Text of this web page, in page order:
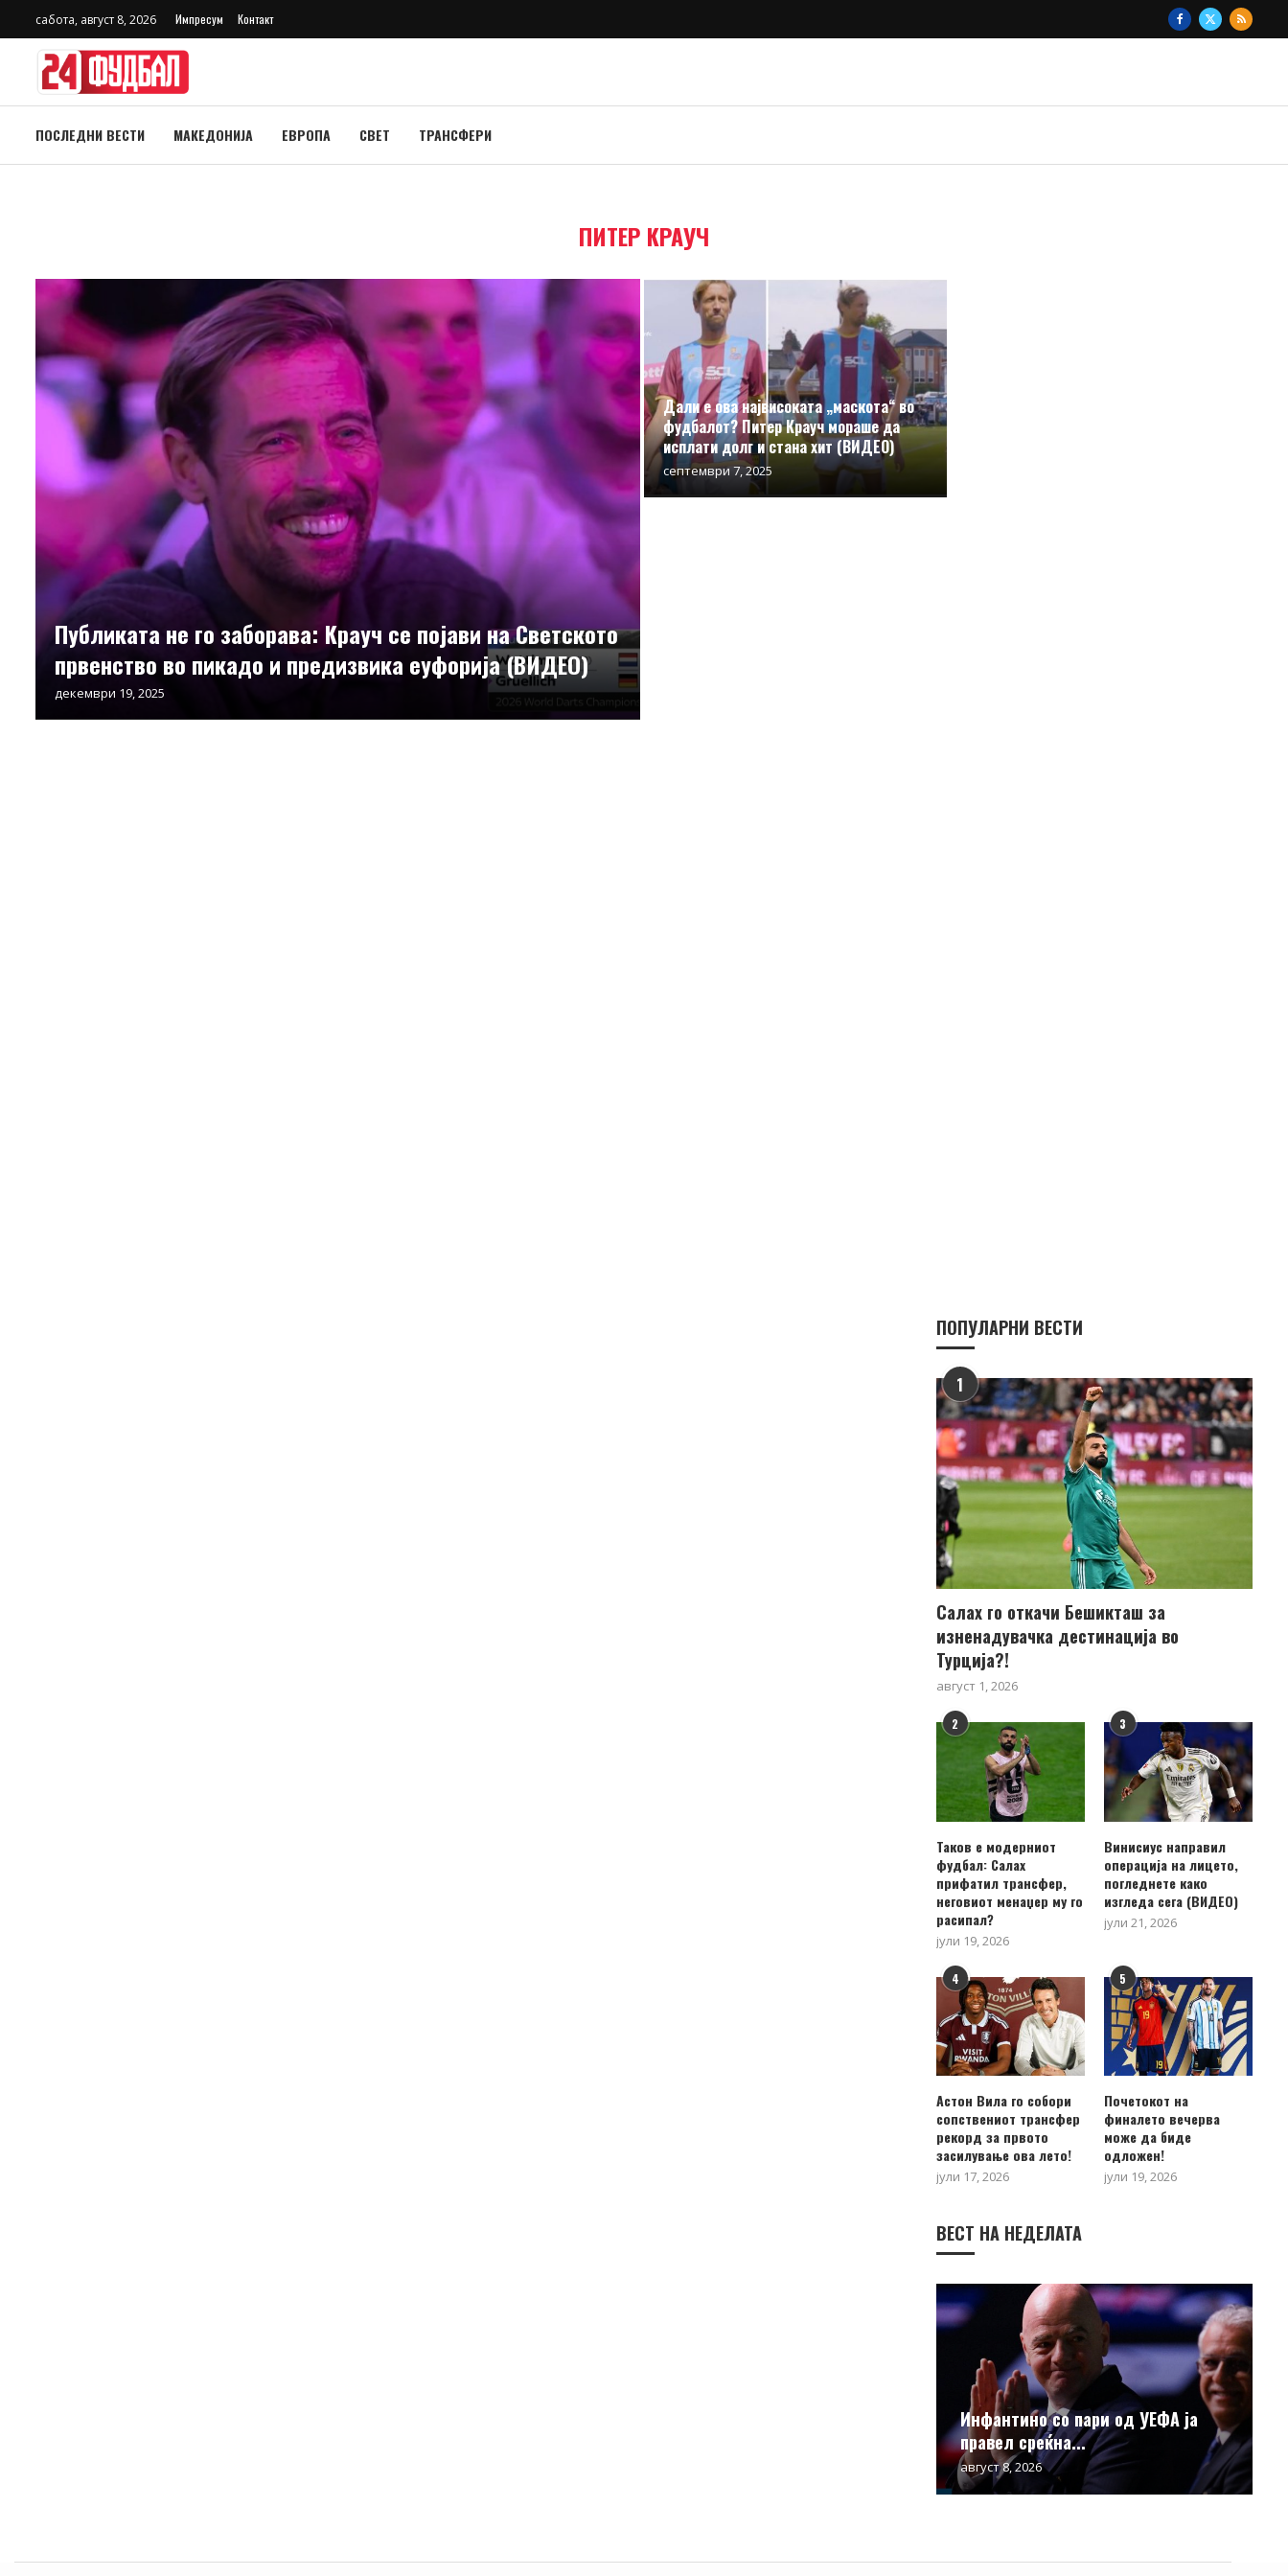
сабота, август 8, 2026 Импресум Контакт
ПОСЛЕДНИ ВЕСТИ МАКЕДОНИЈА ЕВРОПА СВЕТ ТРАНСФЕРИ
ПИТЕР КРАУЧ
Публиката не го заборава: Крауч се појави на Светското
првенство во пикадо и предизвика еуфорија (ВИДЕО)
декември 19, 2025
Дали е ова највисоката „маскота“ во
фудбалот? Питер Крауч мораше да
исплати долг и стана хит (ВИДЕО)
септември 7, 2025
ПОПУЛАРНИ ВЕСТИ
1
Салах го откачи Бешикташ за
изненадувачка дестинација во
Турција?!
август 1, 2026
2
Таков е модерниот
фудбал: Салах
прифатил трансфер,
неговиот менаџер му го
расипал?
јули 19, 2026
3
Винисиус направил
операција на лицето,
погледнете како
изгледа сега (ВИДЕО)
јули 21, 2026
4
Астон Вила го собори
сопствениот трансфер
рекорд за првото
засилување ова лето!
јули 17, 2026
5
Почетокот на
финалето вечерва
може да биде
одложен!
јули 19, 2026
ВЕСТ НА НЕДЕЛАТА
Инфантино со пари од УЕФА ја
правел среќна...
август 8, 2026